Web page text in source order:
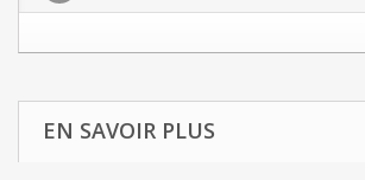
EN SAVOIR PLUS